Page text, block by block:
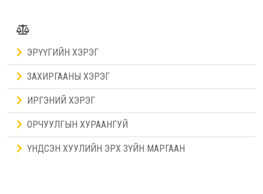
ЭРҮҮГИЙН ХЭРЭГ
ЗАХИРГААНЫ ХЭРЭГ
ИРГЭНИЙ ХЭРЭГ
ОРЧУУЛГЫН ХУРААНГУЙ
ҮНДСЭН ХУУЛИЙН ЭРХ ЗҮЙН МАРГААН